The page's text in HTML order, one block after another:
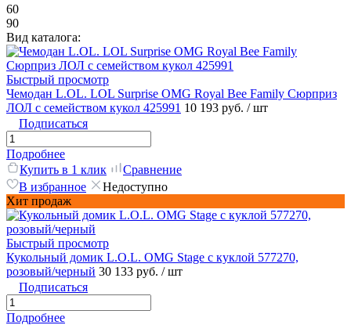
60
90
Вид каталога:
Быстрый просмотр
Чемодан L.OL. LOL Surprise OMG Royal Bee Family Сюрприз
ЛОЛ с семейством кукол 425991 10 193 руб. / шт
Подписаться
Подробнее
Купить в 1 клик
Сравнение
В избранное
Недоступно
Хит продаж
Быстрый просмотр
Кукольный домик L.O.L. OMG Stage с куклой 577270,
розовый/черный 30 133 руб. / шт
Подписаться
Подробнее